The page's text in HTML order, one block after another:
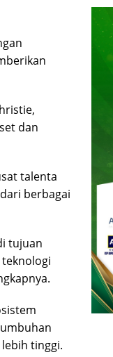
dan
talenta
berbagai
tujuan
tinggi.